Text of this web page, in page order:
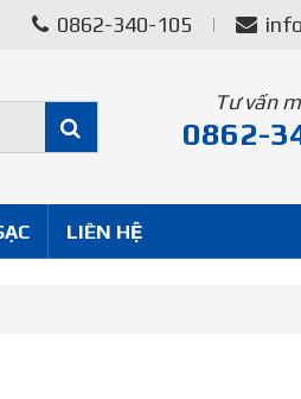
0862-340-105
Tư vấn
0862-
LIÊN HỆ